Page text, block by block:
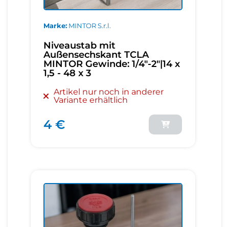
Marke MINTOR S.r.l.
Niveaustab mit
Außensechskant TCLA
MINTOR Gewinde: 1/4"-2"|14 x
1,5 - 48 x 3
Artikel nur noch in anderer
Variante erhältlich
4 €